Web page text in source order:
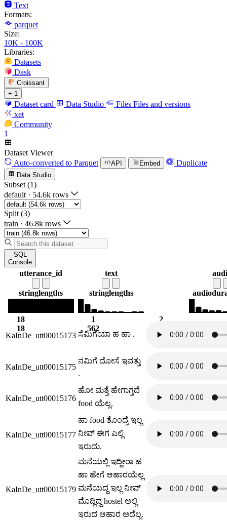
Text
Formats:
parquet
Size:
10K - 100K
Libraries:
Datasets
Dask
Croissant
+ 1
Dataset card Data Studio Files Files and versions
xet
Community
1
Dataset Viewer
Auto-converted to Parquet API Embed Duplicate
Data Studio
Subset (1)
default · 54.6k rows
Split (3)
train · 46.8k rows
SQL
Console
utterance_id
stringlengths
18
18
text
stringlengths
1
562
audio
2
KaInDe_utt00015173 ಸೆಮಿಗೆಯಾ ಹ ಹಾ .
KaInDe_utt00015175
ನಮಿಗೆ ದೋಸೆ ಇವತ್ತು
.
KaInDe_utt00015176
ಹೋ ಮತ್ತೆ ಹೇಗಾಗ್ತದೆ
food ಯೆಲ್ಲ.
KaInDe_utt00015177
ಹಾ food ತೊಂದ್ರೆ ಇಲ್ಲ
ನೀವ್ ಈಗ ಎಲ್ಲಿ
ಇರುದು.
KaInDe_utt00015179
ಮನೆಯಲ್ಲಿ ಇದ್ದೀರಾ ಹ
ಹಾ ಹೇಗೆ ಆಹಾರಯೆಲ್ಲ
ಮನೆಯದ್ದ ಇಲ್ಲ ನೀವ್
ಮೊದ್ಲಿದ್ದ hostel ಅಲ್ಲಿ
ಇರುದ ಆಹಾರ ಅದೆಲ್ಲ.